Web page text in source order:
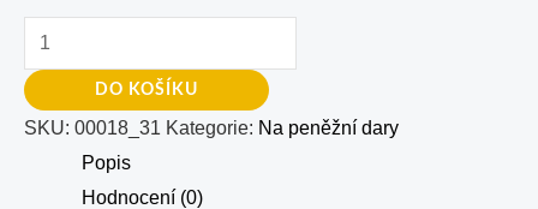
DO KOŠÍKU
SKU: 00018_31 Kategorie: Na peněžní dary
Popis
Hodnocení (0)